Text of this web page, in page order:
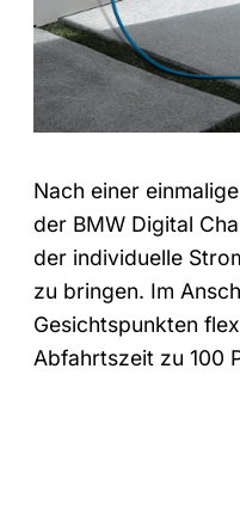
Nach einer
der BMW Digital
der individuelle
zu bringen. Im
Gesichtspunkten
Abfahrtszeit zu 100